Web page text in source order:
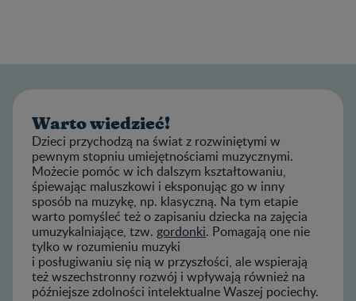
Warto wiedzieć!
Dzieci przychodzą na świat z rozwiniętymi w
pewnym stopniu umiejętnościami muzycznymi.
Możecie pomóc w ich dalszym kształtowaniu,
śpiewając maluszkowi i eksponując go w inny
sposób na muzykę, np. klasyczną. Na tym etapie
warto pomyśleć też o zapisaniu dziecka na zajęcia
umuzykalniające, tzw. gordonki. Pomagają one nie
tylko w rozumieniu muzyki
i posługiwaniu się nią w przyszłości, ale wspierają
też wszechstronny rozwój i wpływają również na
późniejsze zdolności intelektualne Waszej pociechy.